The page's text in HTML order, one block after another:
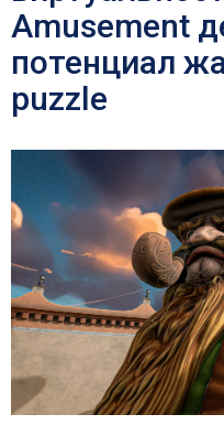
Amusement
потенциал
puzzle